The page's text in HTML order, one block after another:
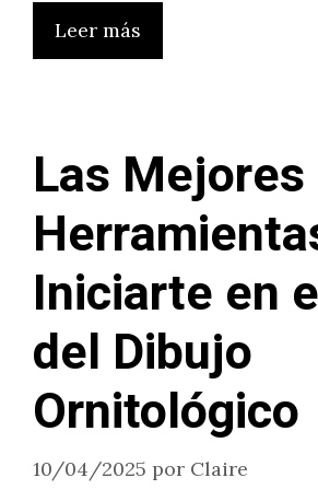
Leer más
Las Mejores
Iniciarte en
del Dibujo
Ornitológico
10/04/2025 por Claire